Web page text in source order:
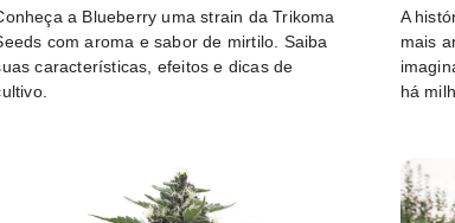
a Blueberry uma strain da Trikoma
com aroma e sabor de mirtilo. Saiba
características, efeitos e dicas de
A
mais
há